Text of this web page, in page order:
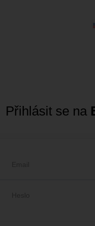
Přihlásit se na